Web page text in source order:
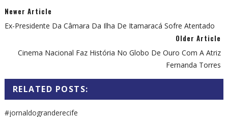
Newer Article
Ex-Presidente Da Câmara Da Ilha De Itamaracá Sofre Atentado
Older Article
Cinema Nacional Faz História No Globo De Ouro Com A Atriz
Fernanda Torres
RELATED POSTS:
#jornaldogranderecife